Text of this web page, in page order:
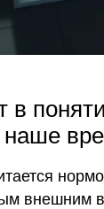
в
наше
внешним